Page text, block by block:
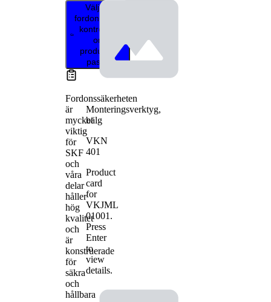
Välj ditt
fordon för att
kontrollera
om
produkten
passar
Fordonssäkerheten
är
mycket
viktig
för
SKF
och
våra
delar
håller
hög
kvalitet
och
är
konstruerade
för
säkra
och
hållbara
Monteringsverktyg,
bälg
VKN
401
Product
card
for
VKJML
01001 .
Press
Enter
to
view
details.